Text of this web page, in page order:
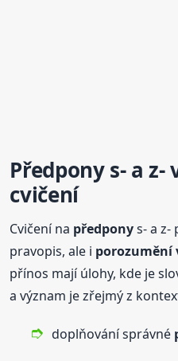
Předponys- a z-
cvičení
Cvičení na předponys- a z-
pravopis, ale i porozumění
přínos mají úlohy, kde je
a význam je zřejmý z
doplňování správné